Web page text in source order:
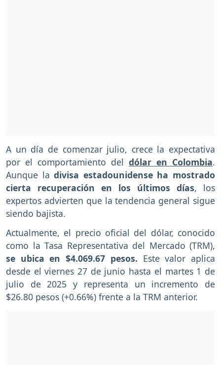
A un día de comenzar julio, crece la expectativa
por el comportamiento del dólar en Colombia.
Aunque ladivisa estadounidense ha mostrado
cierta recuperación en los últimos días, los
expertos advierten que la tendencia general sigue
siendo bajista.
Actualmente, el precio oficial del dólar, conocido
como la Tasa Representativa del Mercado (TRM),
se ubica en $4.069.67 pesos. Este valor aplica
desde el viernes 27 de junio hasta el martes 1 de
julio de 2025 y representa un incremento de
$26.80 pesos (+0.66%) frente a la TRM anterior.